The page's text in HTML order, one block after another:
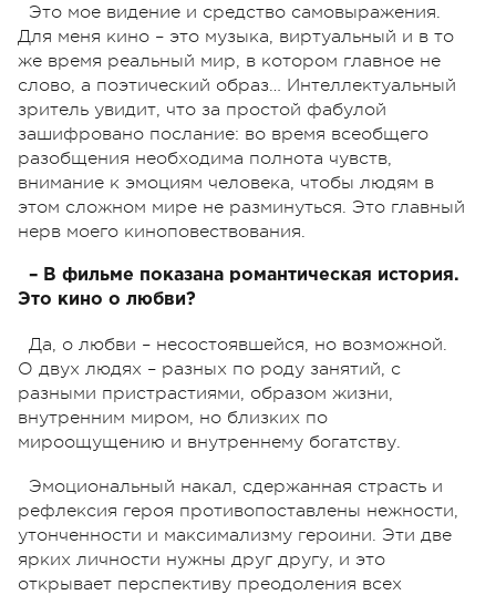
Это мое видение и средство самовыражения.
Для меня кино – это музыка, виртуальный и в то
же время реальный мир, в котором главное не
слово, а поэтический образ… Интеллектуальный
зритель увидит, что за простой фабулой
зашифровано послание: во время всеобщего
разобщения необходима полнота чувств,
внимание к эмоциям человека, чтобы людям в
этом сложном мире не разминуться. Это главный
нерв моего киноповествования.
– В фильме показана романтическая история.
Это кино о любви?
Да, о любви – несостоявшейся, но возможной.
О двух людях – разных по роду занятий, с
разными пристрастиями, образом жизни,
внутренним миром, но близких по
мироощущению и внутреннему богатству.
Эмоциональный накал, сдержанная страсть и
рефлексия героя противопоставлены нежности,
утонченности и максимализму героини. Эти две
ярких личности нужны друг другу, и это
открывает перспективу преодоления всех